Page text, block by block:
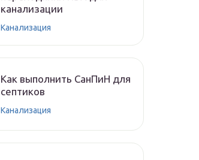
канализации
Канализация
Как выполнить СанПиН для
септиков
Канализация